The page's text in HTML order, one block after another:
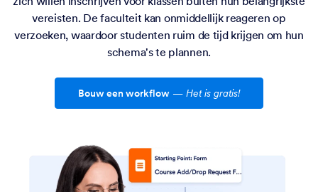
vereisten. De faculteit kan onmiddellijk reageren op
verzoeken, waardoor studenten ruim de tijd krijgen om hun
schema's te plannen.
Bouw een workflow — Het is gratis!